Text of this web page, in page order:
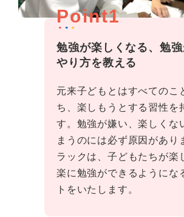
Point1
勉強が楽しくなる、勉
やり方を教える
元来子どもとはすべてのこ
ち、楽しもうとする習性を
す。勉強が嫌い、楽しくな
まうのには必ず原因があり
ラックは、子どもたちが楽
楽に勉強ができるようにな
トをいたします。